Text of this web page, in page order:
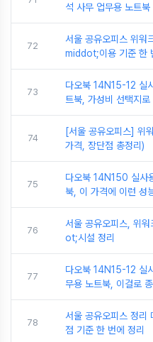
석 사무 업무용 노트
72
서울 공유오피스 위
middot;이용 기준 한
73
다오북 14N15-12 실
트북, 가성비 선택지
74
[서울 공유오피스] 위
가격, 장단점 총정리)
75
다오북 14N150 실사
북, 이 가격에 이런 성
76
서울 공유오피스, 위
ot;시설 정리
77
다오북 14N15-12 실
무용 노트북, 이걸로
78
서울 공유오피스 정리
점 기준 한 번에 정리